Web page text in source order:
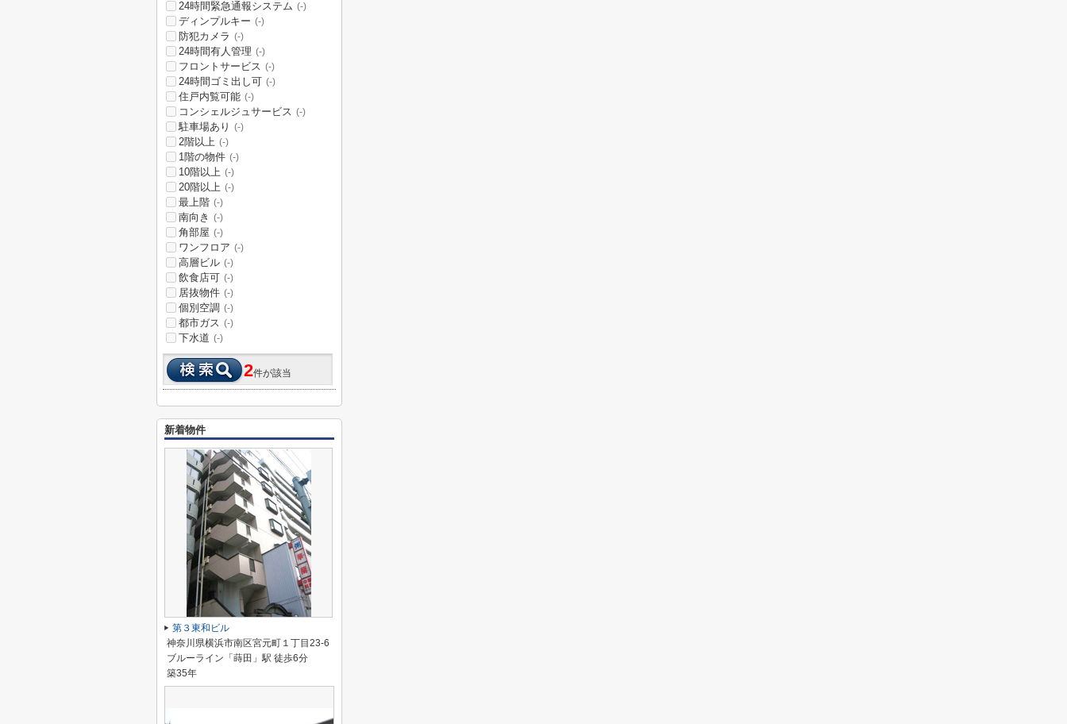
24時間緊急通報システム (-)
ディンプルキー (-)
防犯カメラ (-)
24時間有人管理 (-)
フロントサービス (-)
24時間ゴミ出し可 (-)
住戸内覧可能 (-)
コンシェルジュサービス (-)
駐車場あり (-)
2階以上 (-)
1階の物件 (-)
10階以上 (-)
20階以上 (-)
最上階 (-)
南向き (-)
角部屋 (-)
ワンフロア (-)
高層ビル (-)
飲食店可 (-)
居抜物件 (-)
個別空調 (-)
都市ガス (-)
下水道 (-)
2件が該当
新着物件
第３東和ビル
神奈川県横浜市南区宮元町１丁目23-6
ブルーライン「蒔田」駅 徒歩6分
築35年